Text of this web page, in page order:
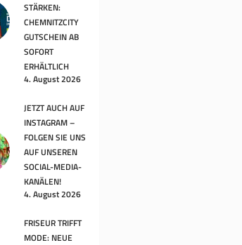
STÄRKEN:
CHEMNITZCITY
GUTSCHEIN AB
SOFORT
ERHÄLTLICH
4. August 2026
JETZT AUCH AUF
INSTAGRAM –
FOLGEN SIE UNS
AUF UNSEREN
SOCIAL-MEDIA-
KANÄLEN!
4. August 2026
FRISEUR TRIFFT
MODE: NEUE